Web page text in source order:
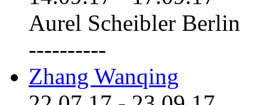
Aurel Scheibler Berlin
----------
Zhang Wanqing